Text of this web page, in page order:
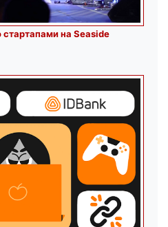
на Seaside